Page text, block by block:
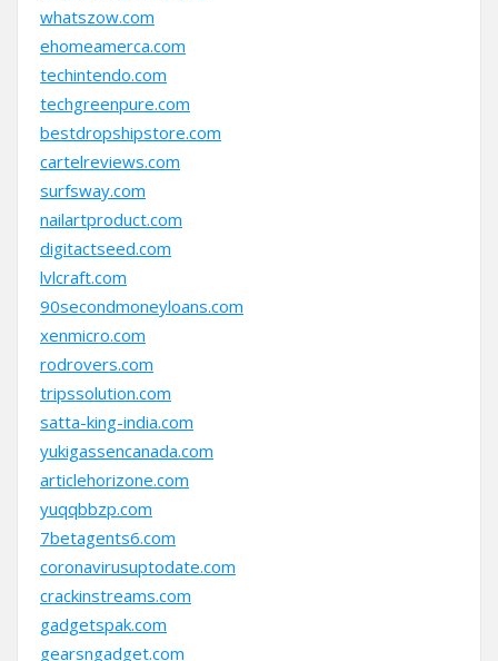
whatszow.com
ehomeamerca.com
techintendo.com
techgreenpure.com
bestdropshipstore.com
cartelreviews.com
surfsway.com
nailartproduct.com
digitactseed.com
lvlcraft.com
90secondmoneyloans.com
xenmicro.com
rodrovers.com
tripssolution.com
satta-king-india.com
yukigassencanada.com
articlehorizone.com
yuqqbbzp.com
7betagents6.com
coronavirusuptodate.com
crackinstreams.com
gadgetspak.com
gearsngadget.com